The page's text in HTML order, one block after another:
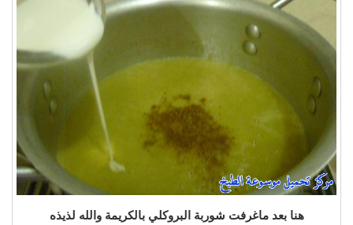
هنا بعد ماغرفت شوربة البروكلي بالكريمة والله لذيذه